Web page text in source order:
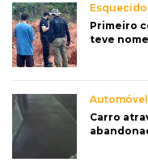
Primeiro
teve nome
Carro